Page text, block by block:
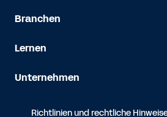
Branchen
Lernen
Unternehmen
Richtlinien und rechtliche